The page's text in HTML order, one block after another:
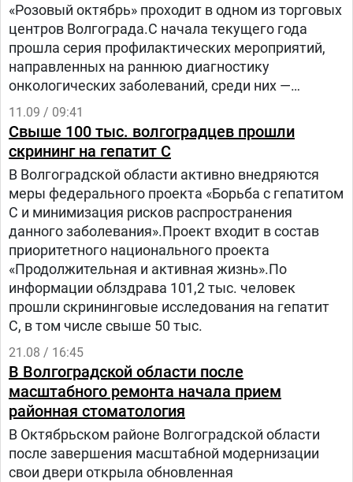
«Розовый октябрь» проходит в одном из торговых
центров Волгограда.С начала текущего года
прошла серия профилактических мероприятий,
направленных на раннюю диагностику
онкологических заболеваний, среди них —
«Всемирный день борьбы против рака», «День
мужского здоровья», «День женского здоровья»,
«День здоровья органов головы и шеи» и др.Для
осмотров привлекаются специалисты онкологи
различных областей: гинекологии, урологии,
пульмонологии, маммологии, нейрохирургии. В
ходе акций было выявлено 65 случаев
доброкачественных новообразований,
дополнительно обследование потребовалось
пройти еще 35 пациентам.В рамках всемирной
кампании информирования о раке молочной
железы, сотрудники учреждения присоединились
к всероссийскому проекту «Розовый октябрь».
11.09 / 09:41
Свыше 100 тыс. волгоградцев прошли
скрининг на гепатит С
В Волгоградской области активно внедряются
меры федерального проекта «Борьба с гепатитом
С и минимизация рисков распространения
данного заболевания».Проект входит в состав
приоритетного национального проекта
«Продолжительная и активная жизнь».По
информации облздрава 101,2 тыс. человек
прошли скрининговые исследования на гепатит
С, в том числе свыше 50 тыс.
21.08 / 16:45
В Волгоградской области после
масштабного ремонта начала прием
районная стоматология
В Октябрьском районе Волгоградской области
после завершения масштабной модернизации
свои двери открыла обновленная